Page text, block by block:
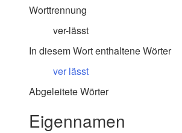
Worttrennung
ver-lässt
In diesem Wort enthaltene Wörter
ver lässt
Abgeleitete Wörter
Eigennamen